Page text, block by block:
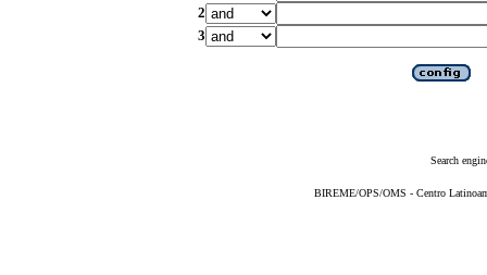
2
3
Search
BIREME/OPS/OMS - Centro